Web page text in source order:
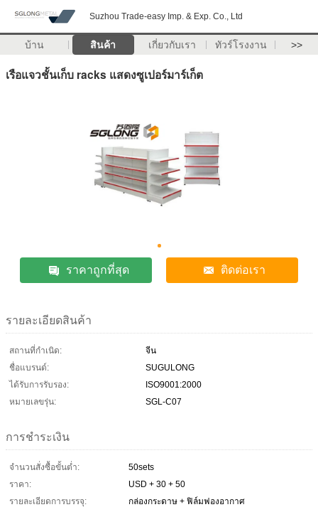
Suzhou Trade-easy Imp. & Exp. Co., Ltd
บ้าน สินค้า เกี่ยวกับเรา ทัวร์โรงงาน >>
เรือแจวชั้นเก็บ racks แสดงซูเปอร์มาร์เก็ต
ราคาถูกที่สุด ติดต่อเรา
รายละเอียดสินค้า
สถานที่กำเนิด:
จีน
ชื่อแบรนด์:
SUGULONG
ได้รับการรับรอง:
ISO9001:2000
หมายเลขรุ่น:
SGL-C07
การชำระเงิน
จำนวนสั่งซื้อขั้นต่ำ:
50sets
ราคา:
USD + 30 + 50
รายละเอียดการบรรจุ:
กล่องกระดาษ + ฟิล์มฟองอากาศ